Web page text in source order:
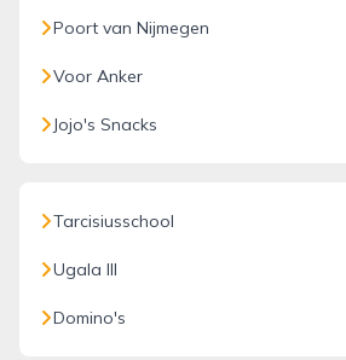
Poort van Nijmegen
Voor Anker
Jojo's Snacks
Tarcisiusschool
Ugala III
Domino's